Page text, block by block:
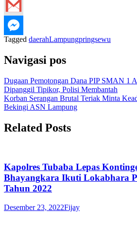
Tagged daerahLampungpringsewu
Navigasi pos
Dugaan Pemotongan Dana PIP SMAN 1
Dipanggil Tipikor, Polisi Membantah
Korban Serangan Brutal Teriak Minta
Bekingi ASN Lampung
Related Posts
Kapolres Tubaba Lepas
Bhayangkara Ikuti Lokabhara
Tahun 2022
Desember 23, 2022Fijay